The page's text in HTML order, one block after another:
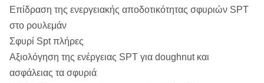
Επίδραση της ενεργειακής αποδοτικότητας σφυριών SPT
στο ρουλεμάν
Σφυρί Spt πλήρες
Αξιολόγηση της ενέργειας SPT για doughnut και
ασφάλειας τα σφυριά